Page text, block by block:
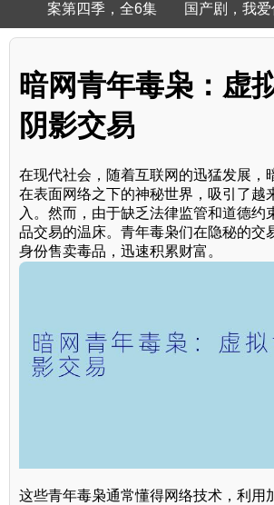
案第四季，全6集
国产剧，我
暗网青年毒枭：虚
阴影交易
在现代社会，随着互联网的迅猛发展，
在表面网络之下的神秘世界，吸引了越
入。然而，由于缺乏法律监管和道德约
品交易的温床。青年毒枭们在隐秘的交
身份售卖毒品，迅速积累财富。
这些青年毒枭通常懂得网络技术，利用